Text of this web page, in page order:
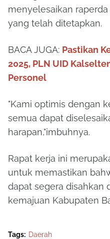
menyelesaikan
yang telah ditetapkan.
BACA JUGA: Pastikan
2025, PLN UID
Personel
"Kami optimis dengan
semua dapat
harapan,"imbuhnya.
Rapat kerja ini
untuk memastikan
dapat segera disahkan
kemajuan Kabupaten
Tags: Daerah